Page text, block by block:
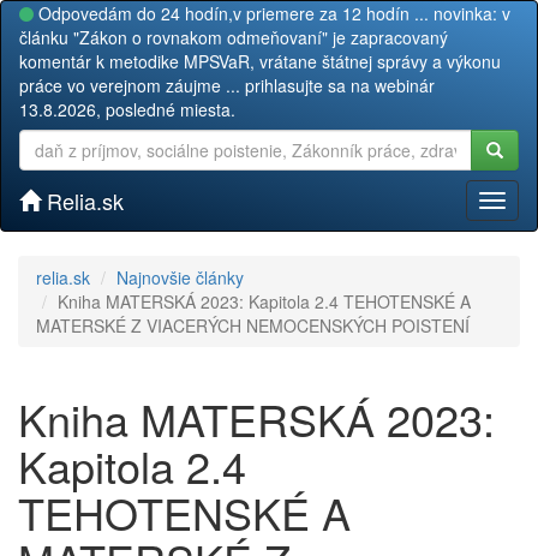
Odpovedám do 24 hodín,v priemere za 12 hodín ... novinka: v
článku "Zákon o rovnakom odmeňovaní" je zapracovaný
komentár k metodike MPSVaR, vrátane štátnej správy a výkonu
práce vo verejnom záujme ... prihlasujte sa na webinár
13.8.2026, posledné miesta.
Relia.sk
relia.sk
Najnovšie články
Kniha MATERSKÁ 2023: Kapitola 2.4 TEHOTENSKÉ A
MATERSKÉ Z VIACERÝCH NEMOCENSKÝCH POISTENÍ
Kniha MATERSKÁ 2023:
Kapitola 2.4
TEHOTENSKÉ A